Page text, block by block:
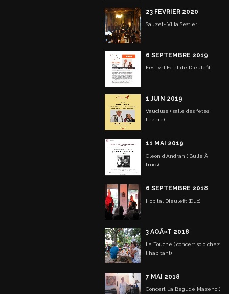
23 FEVRIER 2020
Sauzet- Villa Sestier
6 SEPTEMBRE 2019
Festival Eclat de Dieulefit
1 JUIN 2019
Vaucluse ( salle des fetes
Lazare)
11 MAI 2019
Cleon d'Andran ( Bulle Ã
trucs)
6 SEPTEMBRE 2018
Hopital Dieulefit (Duo)
3 AOÃ»T 2018
La Touche ( concert solo chez
l'habitant)
7 MAI 2018
Concert La Begude Mazenc (